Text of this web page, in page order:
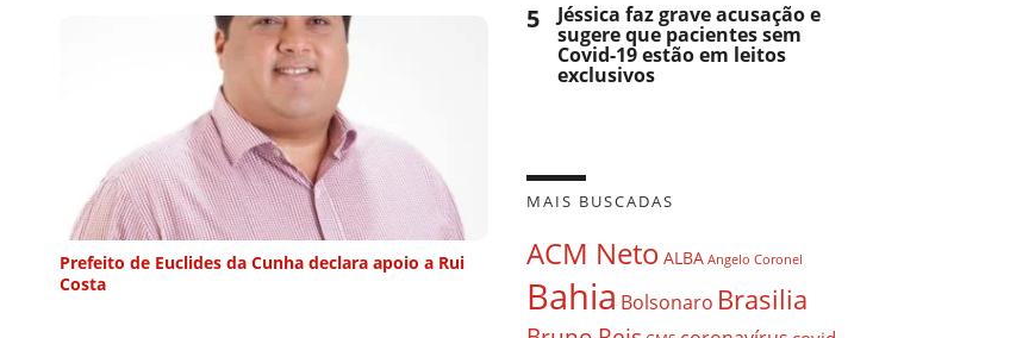
Prefeito de Euclides da Cunha declara apoio a Rui
Costa
5 Jéssica faz grave acusação e
sugere que pacientes sem
Covid-19 estão em leitos
exclusivos
MAIS BUSCADAS
ACM Neto ALBA Angelo Coronel
Bahia Bolsonaro Brasilia